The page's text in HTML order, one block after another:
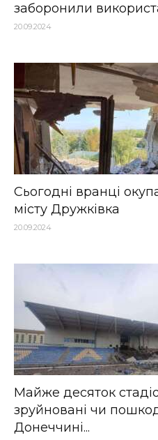
заборонили
20.09.2024
Сьогодні вранці
місту Дружківка
20.09.2024
Майже десяток
зруйновані чи
Донеччині...